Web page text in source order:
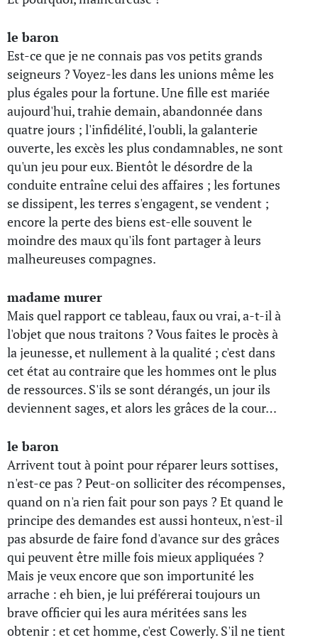
le baron
Est-ce que je ne connais pas vos petits grands
seigneurs ? Voyez-les dans les unions même les
plus égales pour la fortune. Une fille est mariée
aujourd'hui, trahie demain, abandonnée dans
quatre jours ; l'infidélité, l'oubli, la galanterie
ouverte, les excès les plus condamnables, ne sont
qu'un jeu pour eux. Bientôt le désordre de la
conduite entraîne celui des affaires ; les fortunes
se dissipent, les terres s'engagent, se vendent ;
encore la perte des biens est-elle souvent le
moindre des maux qu'ils font partager à leurs
malheureuses compagnes.
madame murer
Mais quel rapport ce tableau, faux ou vrai, a-t-il à
l'objet que nous traitons ? Vous faites le procès à
la jeunesse, et nullement à la qualité ; c'est dans
cet état au contraire que les hommes ont le plus
de ressources. S'ils se sont dérangés, un jour ils
deviennent sages, et alors les grâces de la cour…
le baron
Arrivent tout à point pour réparer leurs sottises,
n'est-ce pas ? Peut-on solliciter des récompenses,
quand on n'a rien fait pour son pays ? Et quand le
principe des demandes est aussi honteux, n'est-il
pas absurde de faire fond d'avance sur des grâces
qui peuvent être mille fois mieux appliquées ?
Mais je veux encore que son importunité les
arrache : eh bien, je lui préférerai toujours un
brave officier qui les aura méritées sans les
obtenir : et cet homme, c'est Cowerly. S'il ne tient